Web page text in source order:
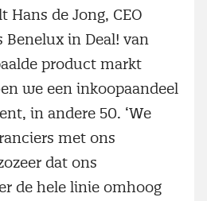
Hans de Jong, CEO
Benelux in Deal! van
product markt
we een inkoopaandeel
in andere 50. ‘We
met ons
dat ons
de hele linie omhoog